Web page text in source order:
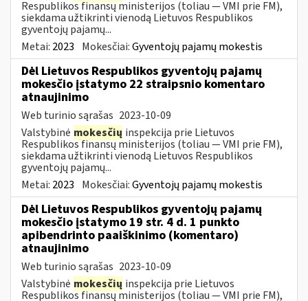
Respublikos finansų ministerijos (toliau — VMI prie FM),
siekdama užtikrinti vienodą Lietuvos Respublikos
gyventojų pajamų...
Metai: 2023 Mokesčiai:Gyventojų pajamų mokestis
Dėl Lietuvos Respublikos gyventojų pajamų
mokesčio įstatymo 22 straipsnio komentaro
atnaujinimo
Web turinio sąrašas 2023-10-09
Valstybinė mokesčių inspekcija prie Lietuvos
Respublikos finansų ministerijos (toliau — VMI prie FM),
siekdama užtikrinti vienodą Lietuvos Respublikos
gyventojų pajamų...
Metai: 2023 Mokesčiai:Gyventojų pajamų mokestis
Dėl Lietuvos Respublikos gyventojų pajamų
mokesčio įstatymo 19 str. 4 d. 1 punkto
apibendrinto paaiškinimo (komentaro)
atnaujinimo
Web turinio sąrašas 2023-10-09
Valstybinė mokesčių inspekcija prie Lietuvos
Respublikos finansų ministerijos (toliau — VMI prie FM),